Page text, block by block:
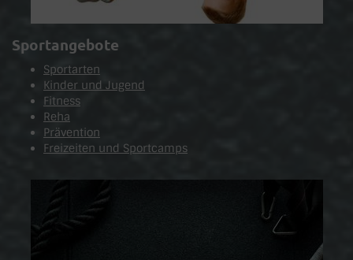
Sportangebote
Sportarten
Kinder und Jugend
Fitness
Reha
Prävention
Freizeiten und Sportcamps